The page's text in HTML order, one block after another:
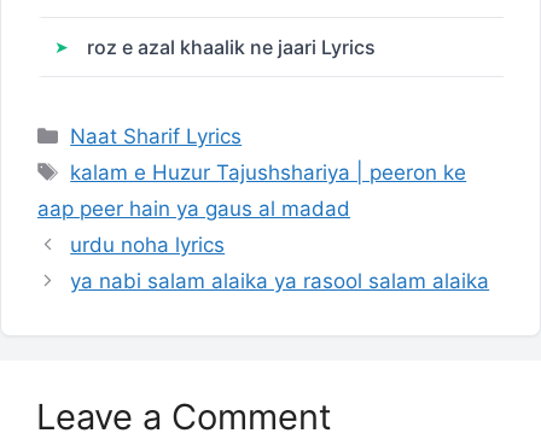
roz e azal khaalik ne jaari Lyrics
Categories
Naat Sharif Lyrics
Tags
kalam e Huzur Tajushshariya | peeron ke
aap peer hain ya gaus al madad
urdu noha lyrics
ya nabi salam alaika ya rasool salam alaika
Leave a Comment